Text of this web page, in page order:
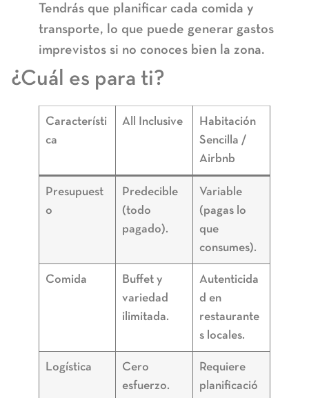
Tendrás que planificar cada comida y
transporte, lo que puede generar gastos
imprevistos si no conoces bien la zona.
¿Cuál es para ti?
Característi
ca
All Inclusive
Habitación
Sencilla /
Airbnb
Presupuest
o
Predecible
(todo
pagado).
Variable
(pagas lo
que
consumes).
Comida
Buffet y
variedad
ilimitada.
Autenticida
d en
restaurante
s locales.
Logística
Cero
esfuerzo.
Requiere
planificació